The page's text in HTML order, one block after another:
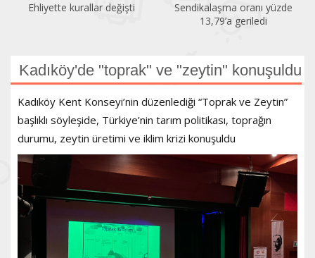
Ehliyette kurallar değişti
Sendikalaşma oranı yüzde
13,79’a geriledi
Kadıköy'de "toprak" ve "zeytin" konuşuldu
Kadıköy Kent Konseyi’nin düzenlediği “Toprak ve Zeytin”
başlıklı söyleşide, Türkiye’nin tarım politikası, toprağın
durumu, zeytin üretimi ve iklim krizi konuşuldu